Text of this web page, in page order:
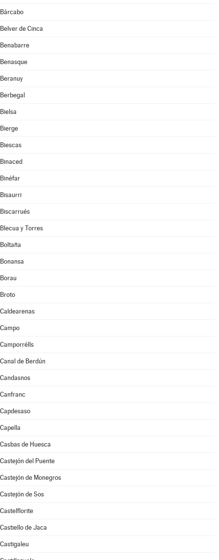
Bárcabo
Belver de Cinca
Benabarre
Benasque
Beranuy
Berbegal
Bielsa
Bierge
Biescas
Binaced
Binéfar
Bisaurri
Biscarrués
Blecua y Torres
Boltaña
Bonansa
Borau
Broto
Caldearenas
Campo
Camporrélls
Canal de Berdún
Candasnos
Canfranc
Capdesaso
Capella
Casbas de Huesca
Castejón del Puente
Castejón de Monegros
Castejón de Sos
Castelflorite
Castiello de Jaca
Castigaleu